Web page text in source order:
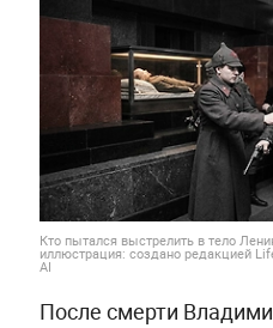
Кто пытался выстрелить в тело
иллюстрация: создано редакцией
AI
После смерти